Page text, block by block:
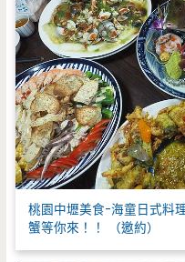
桃園中壢美食-海童日式料
蟹等你來！！ （邀約）